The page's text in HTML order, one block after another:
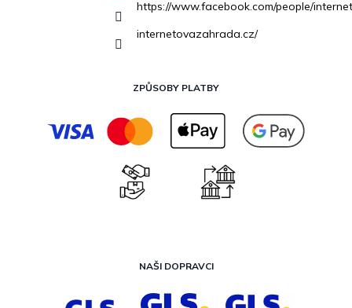
https://www.facebook.com/people/
internetovazahrada.cz/
ZPŮSOBY PLATBY
NAŠI DOPRAVCI